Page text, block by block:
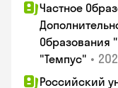
Частное
Образования
"Темпус" •
Российский